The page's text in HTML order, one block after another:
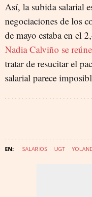
Así, la subida salarial
negociaciones de los
de mayo estaba en el
Nadia Calviño se
tratar de resucitar el
salarial parece
SALARIOS UGT